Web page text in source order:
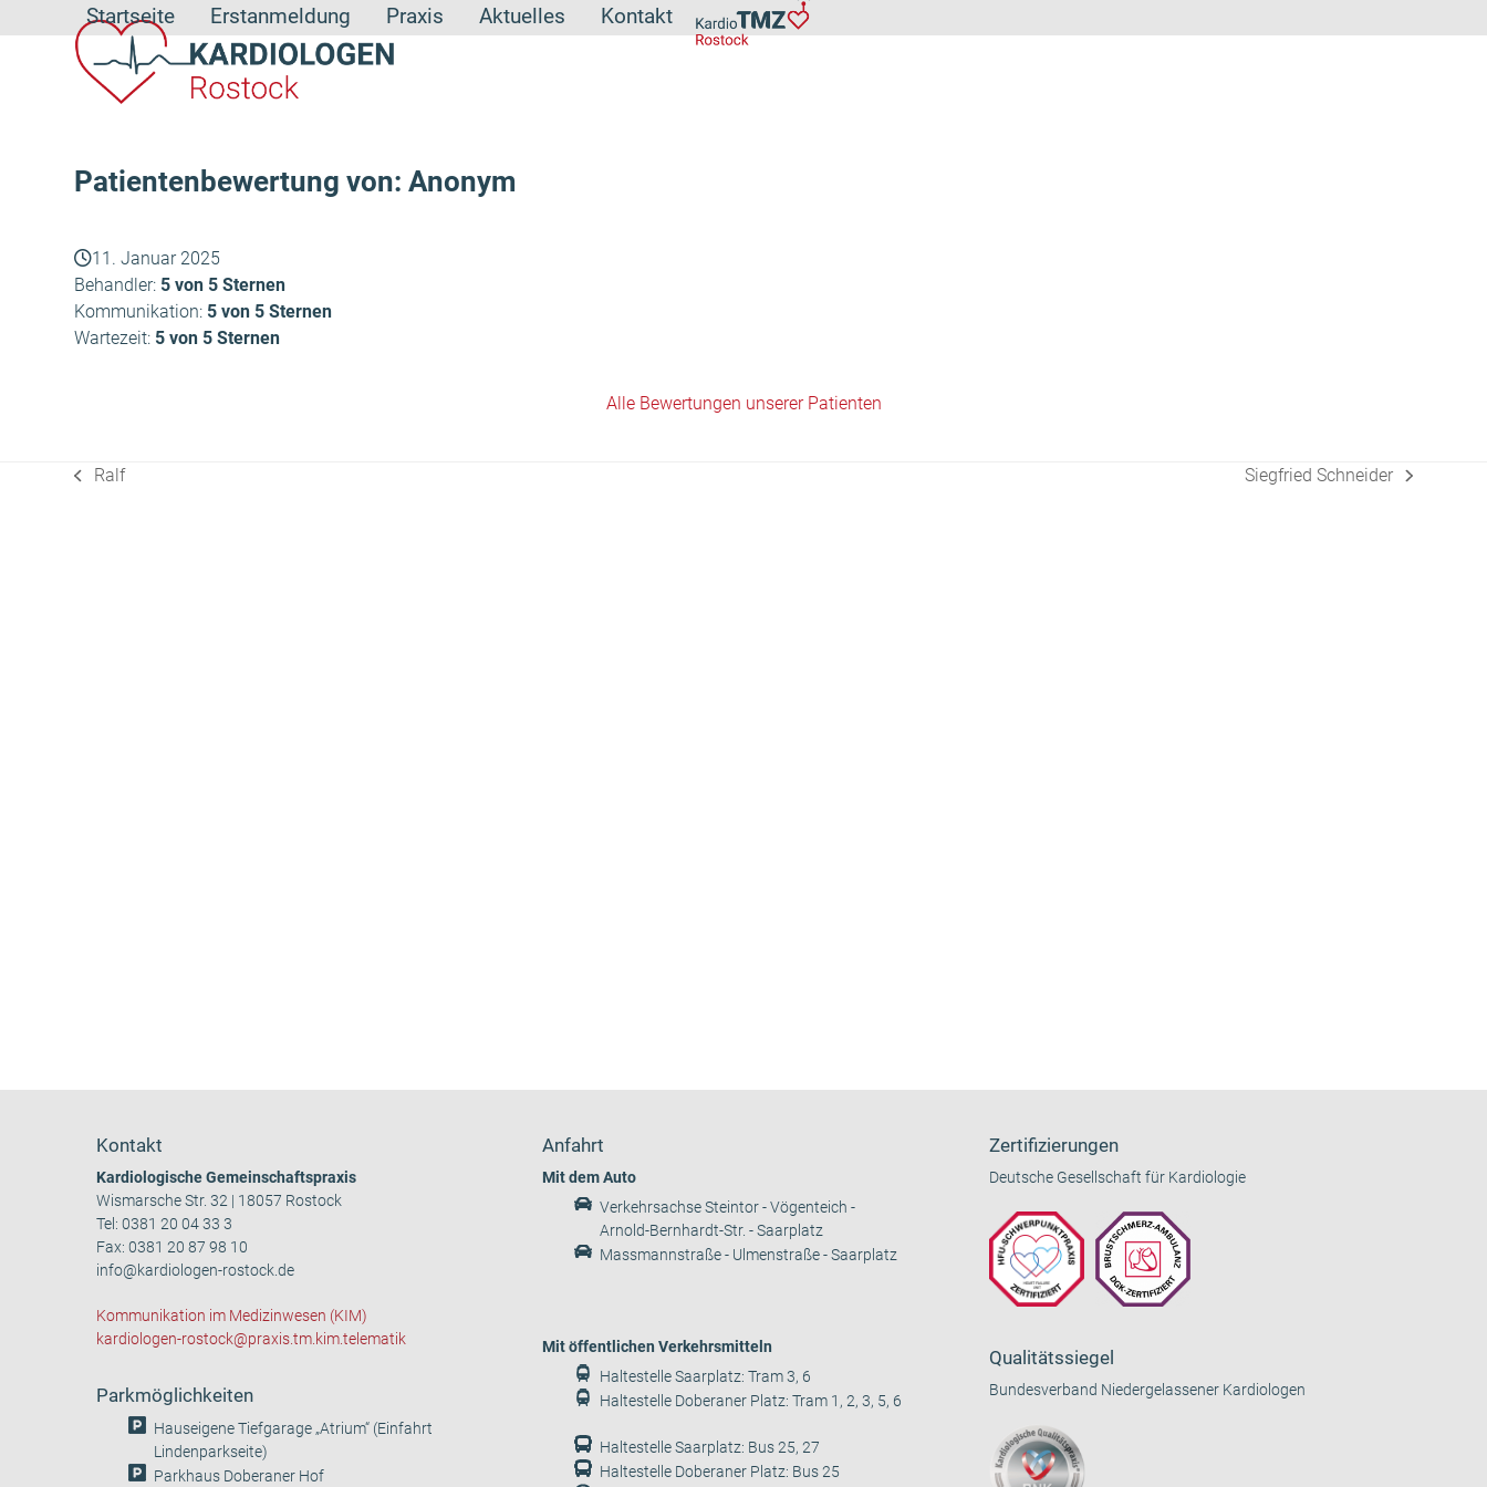
to
Startseite Erstanmeldung Praxis Aktuelles Kontakt
Patientenbewertung von: Anonym
11. Januar 2025
Behandler: 5 von 5 Sternen
Kommunikation: 5 von 5 Sternen
Wartezeit: 5 von 5 Sternen
Alle Bewertungen unserer Patienten
vorheriger
Ralf
Nächster
Siegfried Schneider
Kontakt
Kardiologische Gemeinschaftspraxis
Wismarsche Str. 32 | 18057 Rostock
Tel:0381 20 04 33 3
Fax: 0381 20 87 98 10
info@kardiologen-rostock.de
Kommunikation im Medizinwesen (KIM)
kardiologen-rostock@praxis.tm.kim.telematik
Parkmöglichkeiten
Hauseigene Tiefgarage „Atrium“ (Einfahrt
Lindenparkseite)
Parkhaus Doberaner Hof
Anfahrt
Mit dem Auto
Verkehrsachse Steintor - Vögenteich -
Arnold-Bernhardt-Str. - Saarplatz
Massmannstraße - Ulmenstraße - Saarplatz
Mit öffentlichen Verkehrsmitteln
Haltestelle Saarplatz: Tram 3, 6
Haltestelle Doberaner Platz: Tram 1, 2, 3, 5, 6
Haltestelle Saarplatz: Bus 25, 27
Haltestelle Doberaner Platz: Bus 25
Zertifizierungen
Deutsche Gesellschaft für Kardiologie
Qualitätssiegel
Bundesverband Niedergelassener Kardiologen